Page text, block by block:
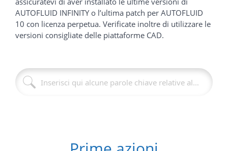
AUTOFLUID INFINITY o l’ultima patch per AUTOFLUID
10 con licenza perpetua. Verificate inoltre di utilizzare le
versioni consigliate delle piattaforme CAD.